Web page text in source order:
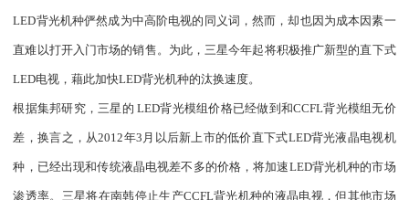
LED背光机种俨然成为中高阶电视的同义词，然而，却也因为成本因素一
直难以打开入门市场的销售。为此，三星今年起将积极推广新型的直下式
LED电视，藉此加快LED背光机种的汰换速度。
根据集邦研究，三星的 LED背光模组价格已经做到和CCFL背光模组无价
差，换言之，从2012年3月以后新上市的低价直下式LED背光液晶电视机
种，已经出现和传统液晶电视差不多的价格，将加速LED背光机种的市场
渗透率。三星将在南韩停止生产CCFL背光机种的液晶电视，但其他市场